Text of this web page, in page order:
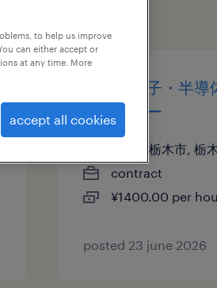
電気・電子・半
ペレーター
栃木県栃木市, 栃
contract
¥1400.00 per
posted 23 june 2026
to help us improve
can either accept or
at any time. More
accept all cookies